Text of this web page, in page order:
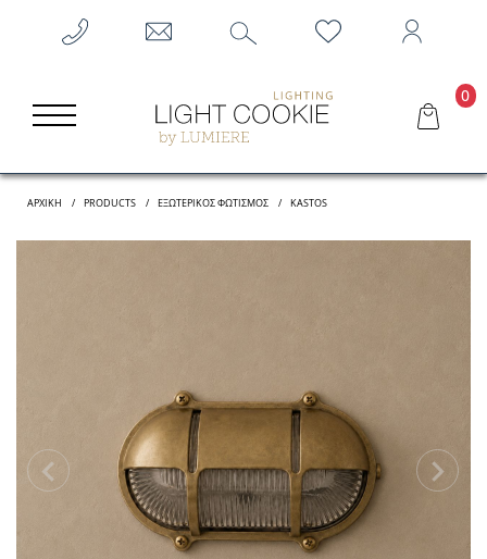
0
ΑΡΧΙΚΗ PRODUCTS ΕΞΩΤΕΡΙΚΌΣ ΦΩΤΙΣΜΌΣ KASTOS